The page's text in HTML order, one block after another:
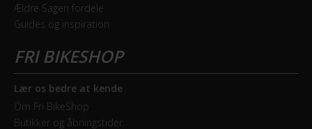
Ældre Sagen fordele
Guides og inspiration
Lær os bedre at kende
Om Fri BikeShop
Butikker og åbningstider